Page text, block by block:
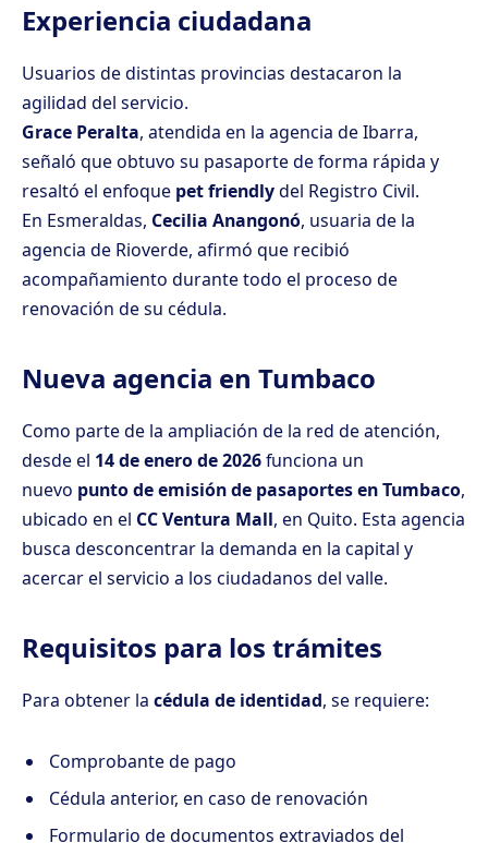
Experiencia ciudadana
Usuarios de distintas provincias destacaron la
agilidad del servicio.
Grace Peralta, atendida en la agencia de Ibarra,
señaló que obtuvo su pasaporte de forma rápida y
resaltó el enfoque pet friendlydel Registro Civil.
En Esmeraldas, Cecilia Anangonó, usuaria de la
agencia de Rioverde, afirmó que recibió
acompañamiento durante todo el proceso de
renovación de su cédula.
Nueva agencia en Tumbaco
Como parte de la ampliación de la red de atención,
desde el 14 de enero de 2026funciona un
nuevo punto de emisión de pasaportes en Tumbaco,
ubicado en el CC Ventura Mall, en Quito. Esta agencia
busca desconcentrar la demanda en la capital y
acercar el servicio a los ciudadanos del valle.
Requisitos para los trámites
Para obtener la cédula de identidad, se requiere:
Comprobante de pago
Cédula anterior, en caso de renovación
Formulario de documentos extraviados del